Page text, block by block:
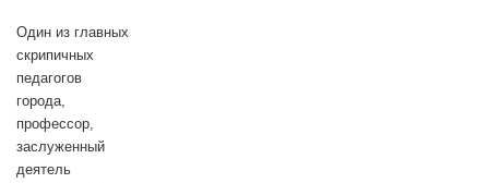
Один из главных
скрипичных
педагогов
города,
профессор,
заслуженный
деятель